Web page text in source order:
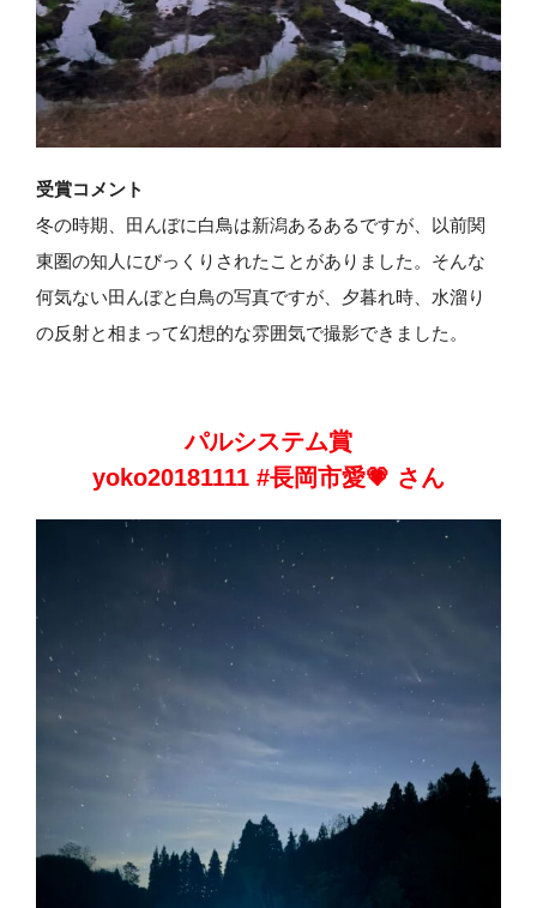
受賞コメント
冬の時期、田んぼに白鳥は新潟あるあるですが、以前関
東圏の知人にびっくりされたことがありました。そんな
何気ない田んぼと白鳥の写真ですが、夕暮れ時、水溜り
の反射と相まって幻想的な雰囲気で撮影できました。
パルシステム賞
yoko20181111 #長岡市愛💗 さん